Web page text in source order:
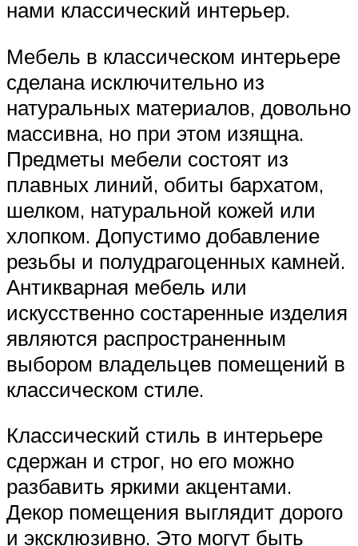
нами классический интерьер.
Мебель в классическом интерьере
сделана исключительно из
натуральных материалов, довольно
массивна, но при этом изящна.
Предметы мебели состоят из
плавных линий, обиты бархатом,
шелком, натуральной кожей или
хлопком. Допустимо добавление
резьбы и полудрагоценных камней.
Антикварная мебель или
искусственно состаренные изделия
являются распространенным
выбором владельцев помещений в
классическом стиле.
Классический стиль в интерьере
сдержан и строг, но его можно
разбавить яркими акцентами.
Декор помещения выглядит дорого
и эксклюзивно. Это могут быть